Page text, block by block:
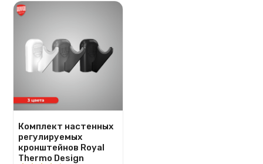
Комплект настенных
регулируемых
кронштейнов Royal
Thermo Design